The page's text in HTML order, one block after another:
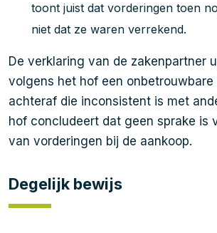
toont juist dat vorderingen toen
niet dat ze waren verrekend.
De verklaring van de zakenpartner
volgens het hof een
achteraf die inconsistent is met
hof concludeert dat geen sprake is
van vorderingen bij de aankoop.
Degelijk bewijs